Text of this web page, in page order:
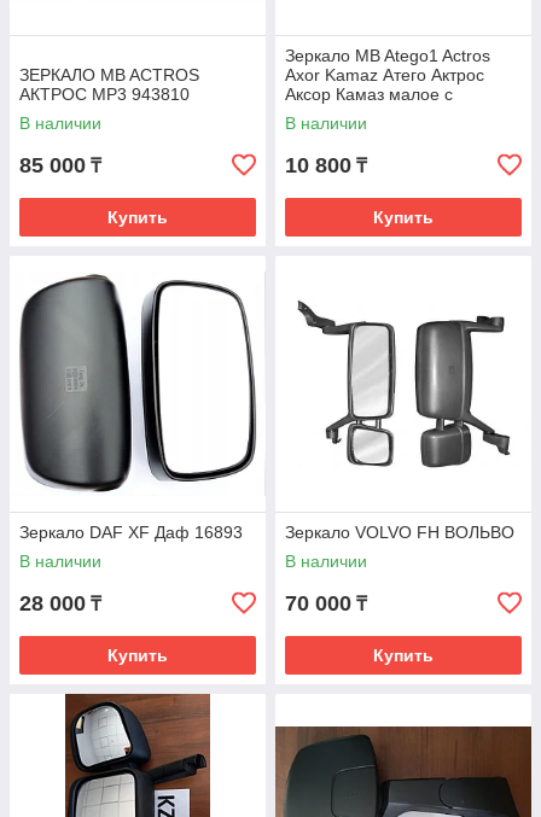
ЗЕРКАЛО MB ACTROS
АКТРОС MP3 943810
В наличии
85 000 ₸
Купить
Зеркало MB Atego1 Actros
Axor Kamaz Атего Актрос
Аксор Камаз малое с
подогревом 0008109
В наличии
10 800 ₸
Купить
Зеркало DAF XF Даф 16893
В наличии
28 000 ₸
Купить
Зеркало VOLVO FH ВОЛЬВО
В наличии
70 000 ₸
Купить